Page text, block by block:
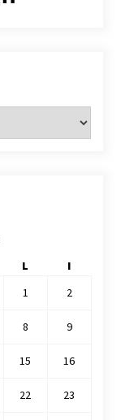
L
I
1
2
8 9
15 16
22 23